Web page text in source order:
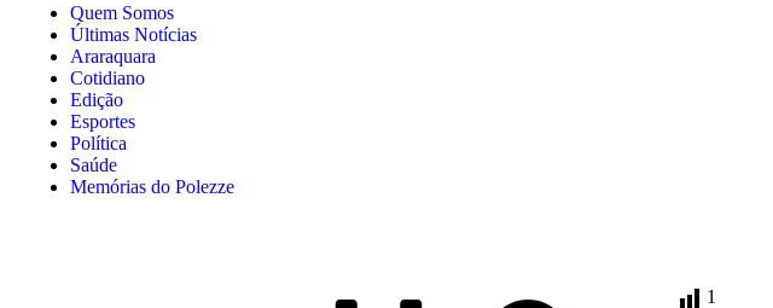
Quem Somos
Últimas Notícias
Araraquara
Cotidiano
Edição
Esportes
Política
Saúde
Memórias do Polezze
1